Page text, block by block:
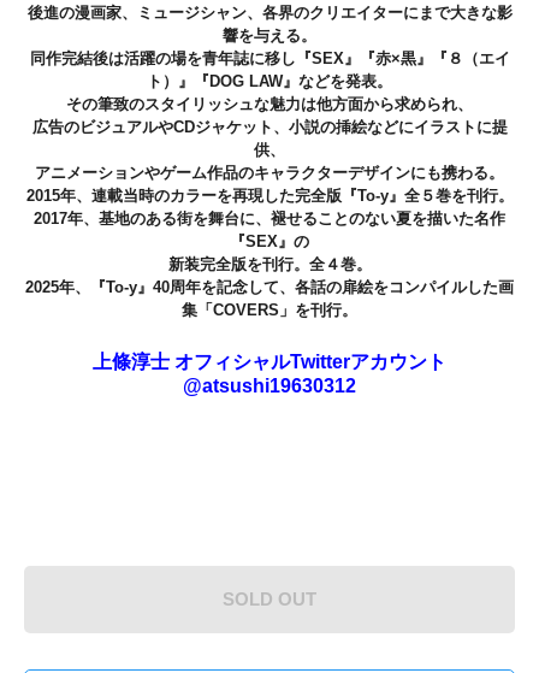
後進の漫画家、ミュージシャン、各界のクリエイターにまで大きな影
響を与える。
同作完結後は活躍の場を青年誌に移し『SEX』『赤×黒』『８（エイ
ト）』『DOG LAW』などを発表。
その筆致のスタイリッシュな魅力は他方面から求められ、
広告のビジュアルやCDジャケット、小説の挿絵などにイラストに提
供、
アニメーションやゲーム作品のキャラクターデザインにも携わる。
2015年、連載当時のカラーを再現した完全版『To-y』全５巻を刊行。
2017年、基地のある街を舞台に、褪せることのない夏を描いた名作
『SEX』の
新装完全版を刊行。全４巻。
2025年、『To-y』40周年を記念して、各話の扉絵をコンパイルした画
集「COVERS」を刊行。
上條淳士 オフィシャルTwitterアカウント
@atsushi19630312
SOLD OUT